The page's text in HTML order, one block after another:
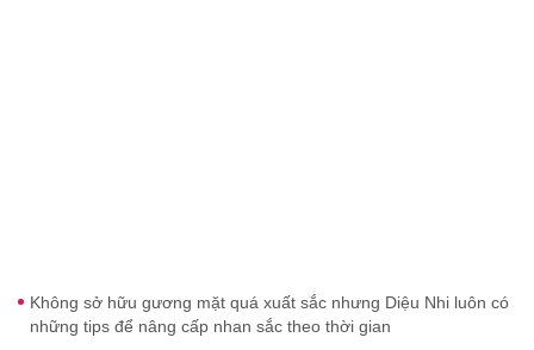
Không sở hữu gương mặt quá xuất sắc nhưng Diệu Nhi luôn có
những tips để nâng cấp nhan sắc theo thời gian